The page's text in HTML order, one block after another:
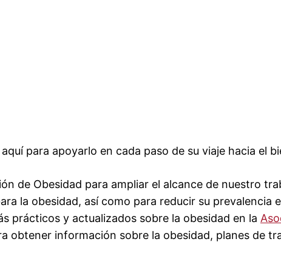
para apoyarlo en cada paso de su viaje hacia el
de Obesidad para ampliar el alcance de nuestro
la obesidad, así como para reducir su prevalencia
prácticos y actualizados sobre la obesidad en la
obtener información sobre la obesidad, planes de